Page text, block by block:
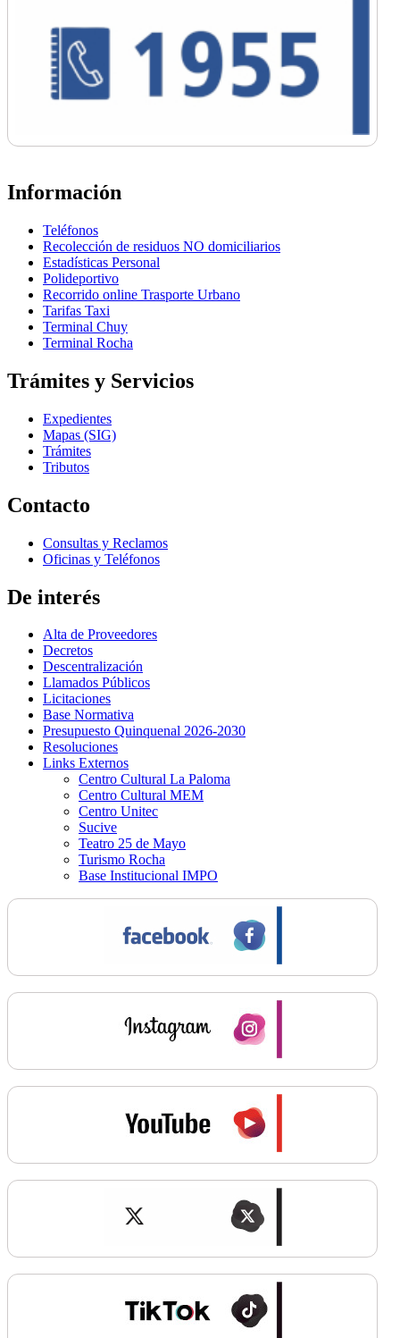
Información
Teléfonos
Recolección de residuos NO domiciliarios
Estadísticas Personal
Polideportivo
Recorrido online Trasporte Urbano
Tarifas Taxi
Terminal Chuy
Terminal Rocha
Trámites y Servicios
Expedientes
Mapas (SIG)
Trámites
Tributos
Contacto
Consultas y Reclamos
Oficinas y Teléfonos
De interés
Alta de Proveedores
Decretos
Descentralización
Llamados Públicos
Licitaciones
Base Normativa
Presupuesto Quinquenal 2026-2030
Resoluciones
Links Externos
Centro Cultural La Paloma
Centro Cultural MEM
Centro Unitec
Sucive
Teatro 25 de Mayo
Turismo Rocha
Base Institucional IMPO